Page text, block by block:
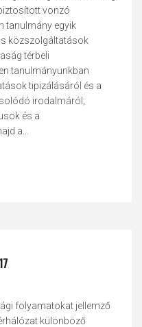
vonzó
tanulmány egyik
közszolgáltatások
térbeli
tanulmányunkban
tipizálásáról és a
irodalmáról;
és a
a...
folyamatokat jellemző
különböző